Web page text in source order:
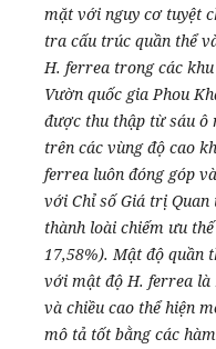
mặt với nguy cơ tuyệt
tra cấu trúc quần thể
H. ferrea trong các
Vườn quốc gia Phou
được thu thập từ sáu ô
trên các vùng độ cao
ferrea luôn đóng góp
với Chỉ số Giá trị
thành loài chiếm ưu
17,58%). Mật độ quần
với mật độ H. ferrea là
và chiều cao thể hiện
mô tả tốt bằng các